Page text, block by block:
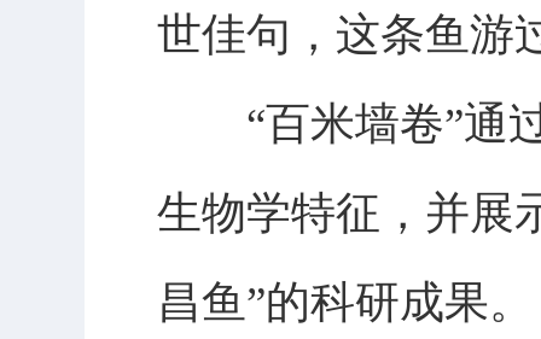
世佳句，这条鱼游
“百米墙卷”通过
生物学特征，并展
昌鱼”的科研成果。